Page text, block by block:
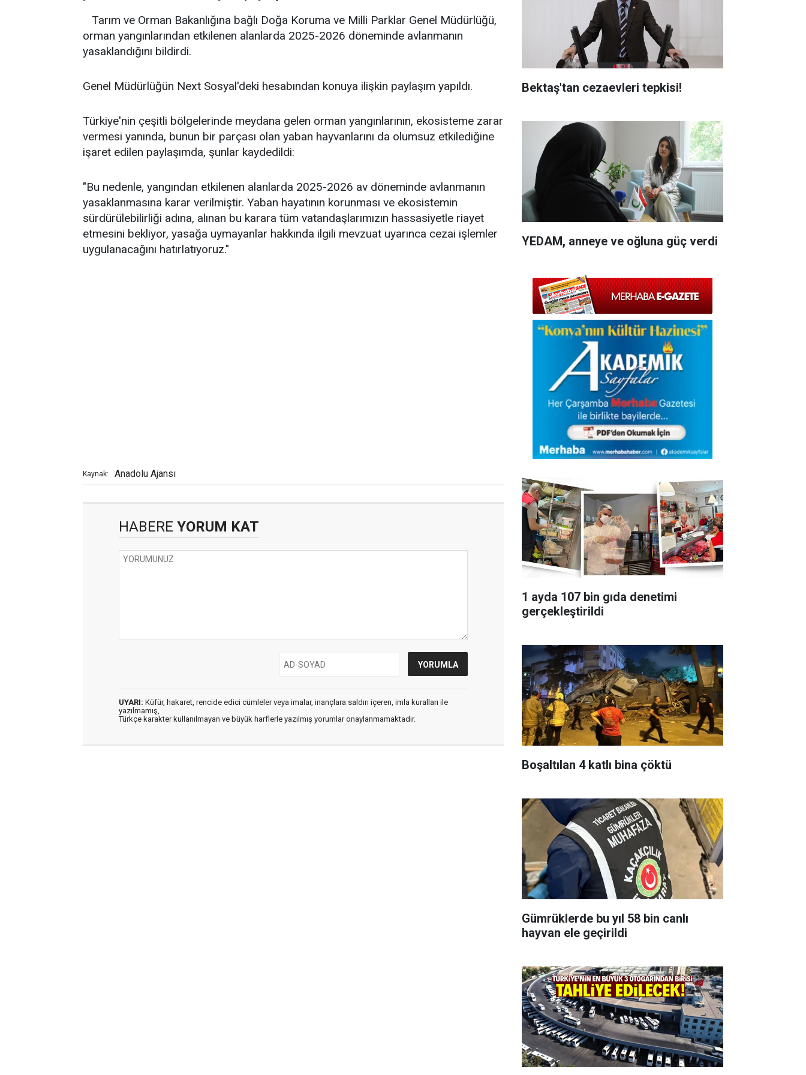
Tarım ve Orman Bakanlığına bağlı Doğa Koruma ve Milli Parklar Genel Müdürlüğü,
orman yangınlarından etkilenen alanlarda 2025-2026 döneminde avlanmanın
yasaklandığını bildirdi.
Genel Müdürlüğün Next Sosyal'deki hesabından konuya ilişkin paylaşım yapıldı.
Türkiye'nin çeşitli bölgelerinde meydana gelen orman yangınlarının, ekosisteme zarar
vermesi yanında, bunun bir parçası olan yaban hayvanlarını da olumsuz etkilediğine
işaret edilen paylaşımda, şunlar kaydedildi:
"Bu nedenle, yangından etkilenen alanlarda 2025-2026 av döneminde avlanmanın
yasaklanmasına karar verilmiştir. Yaban hayatının korunması ve ekosistemin
sürdürülebilirliği adına, alınan bu karara tüm vatandaşlarımızın hassasiyetle riayet
etmesini bekliyor, yasağa uymayanlar hakkında ilgili mevzuat uyarınca cezai işlemler
uygulanacağını hatırlatıyoruz."
Kaynak: Anadolu Ajansı
HABERE YORUM KAT
UYARI: Küfür, hakaret, rencide edici cümleler veya imalar, inançlara saldırı içeren, imla kuralları ile
yazılmamış,
Türkçe karakter kullanılmayan ve büyük harflerle yazılmış yorumlar onaylanmamaktadır.
Bektaş'tan cezaevleri tepkisi!
YEDAM, anneye ve oğluna güç verdi
1 ayda 107 bin gıda denetimi
gerçekleştirildi
Boşaltılan 4 katlı bina çöktü
Gümrüklerde bu yıl 58 bin canlı
hayvan ele geçirildi